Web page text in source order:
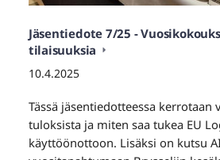
Jäsentiedote 7/25 -
tilaisuuksia
10.4.2025
Tässä jäsentiedotteessa kerrotaan
tuloksista ja miten saa tukea EU
käyttöönottoon. Lisäksi on kutsu